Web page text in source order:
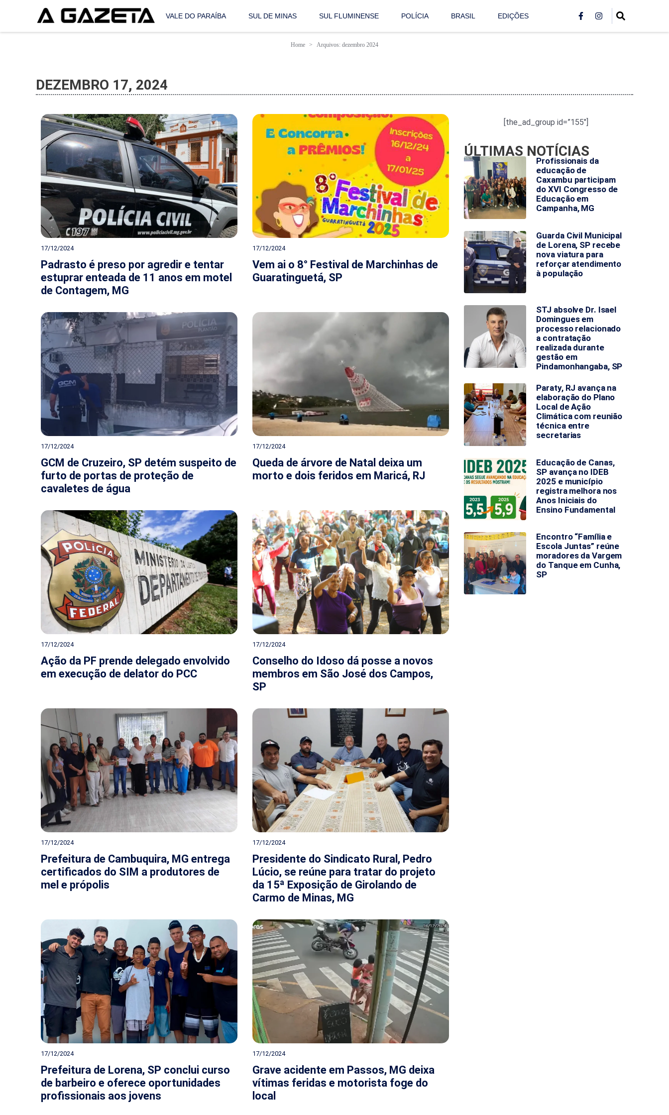
VALE DO PARAÍBA SUL DE MINAS SUL FLUMINENSE POLÍCIA BRASIL EDIÇÕES
Home Arquivos: dezembro 2024
DEZEMBRO 17, 2024
17/12/2024
Padrasto é preso por agredir e tentar
estuprar enteada de 11 anos em motel
de Contagem, MG
17/12/2024
Vem ai o 8° Festival de Marchinhas de
Guaratinguetá, SP
17/12/2024
GCM de Cruzeiro, SP detém suspeito de
furto de portas de proteção de
cavaletes de água
17/12/2024
Queda de árvore de Natal deixa um
morto e dois feridos em Maricá, RJ
17/12/2024
Ação da PF prende delegado envolvido
em execução de delator do PCC
17/12/2024
Conselho do Idoso dá posse a novos
membros em São José dos Campos,
SP
17/12/2024
Prefeitura de Cambuquira, MG entrega
certificados do SIM a produtores de
mel e própolis
17/12/2024
Presidente do Sindicato Rural, Pedro
Lúcio, se reúne para tratar do projeto
da 15ª Exposição de Girolando de
Carmo de Minas, MG
17/12/2024
Prefeitura de Lorena, SP conclui curso
de barbeiro e oferece oportunidades
profissionais aos jovens
17/12/2024
Grave acidente em Passos, MG deixa
vítimas feridas e motorista foge do
local
[the_ad_group id=”155″]
ÚLTIMAS NOTÍCIAS
Profissionais da
educação de
Caxambu participam
do XVI Congresso de
Educação em
Campanha, MG
Guarda Civil Municipal
de Lorena, SP recebe
nova viatura para
reforçar atendimento
à população
STJ absolve Dr. Isael
Domingues em
processo relacionado
a contratação
realizada durante
gestão em
Pindamonhangaba, SP
Paraty, RJ avança na
elaboração do Plano
Local de Ação
Climática com reunião
técnica entre
secretarias
Educação de Canas,
SP avança no IDEB
2025 e município
registra melhora nos
Anos Iniciais do
Ensino Fundamental
Encontro “Família e
Escola Juntas” reúne
moradores da Vargem
do Tanque em Cunha,
SP